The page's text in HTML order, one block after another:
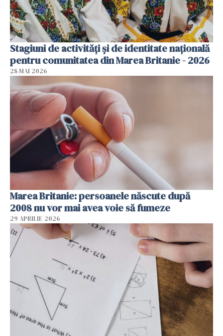
Stagiuni de activități și de identitate națională
pentru comunitatea din Marea Britanie - 2026
28 MAI 2026
Marea Britanie: persoanele născute după
2008 nu vor mai avea voie să fumeze
29 APRILIE 2026